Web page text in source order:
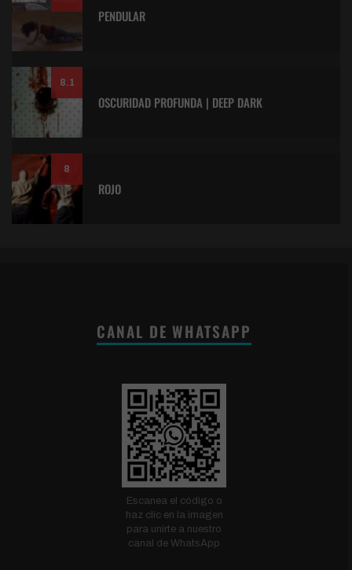
PENDULAR
8.1
OSCURIDAD PROFUNDA | DEEP DARK
8
ROJO
CANAL DE WHATSAPP
Escanea el código o
haz clic en la imagen
para unirte a nuestro
canal de WhatsApp